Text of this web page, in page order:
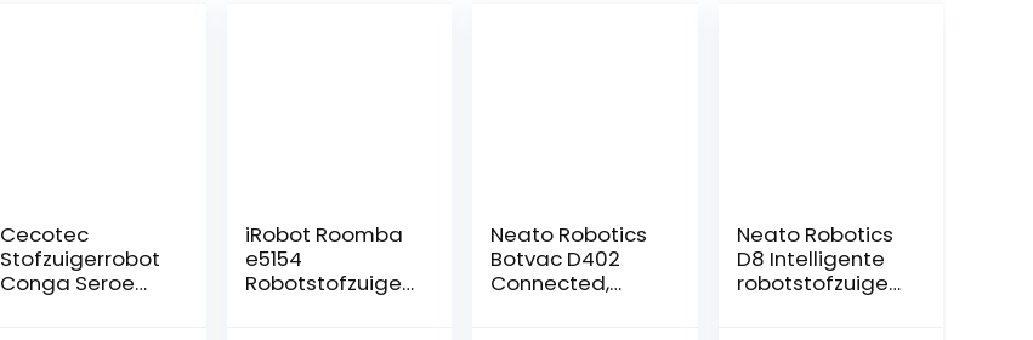
Cecotec
Stofzuigerrobot
Conga Seroe
iRobot Roomba
e5154
Robotstofzuiger
Neato Robotics
Botvac D402
Connected,
Neato Robotics
D8 Intelligente
robotstofzuiger,